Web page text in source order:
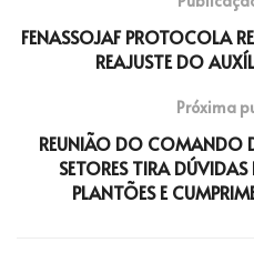
FENASSOJAF PROTOCOLA
REAJUSTE DO
Próxima
REUNIÃO DO COMANDO
SETORES TIRA
PLANTÕES E